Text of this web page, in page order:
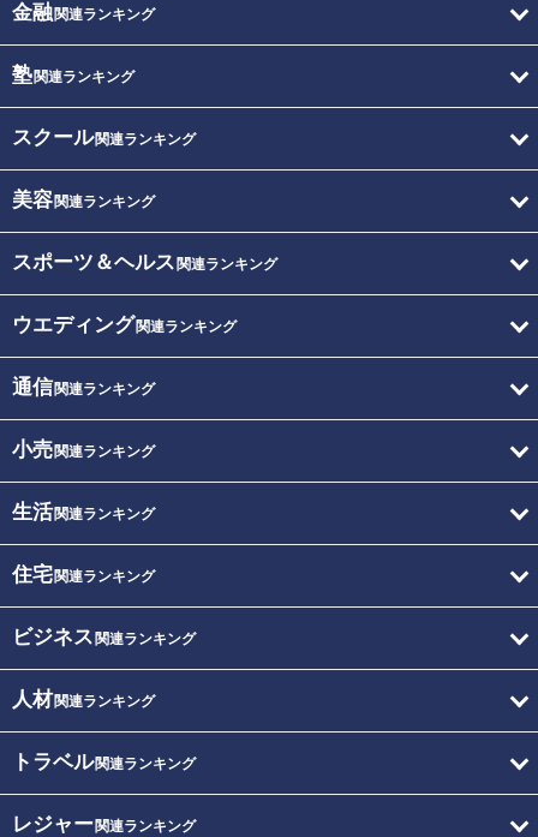
金融関連ランキング
塾関連ランキング
スクール関連ランキング
美容関連ランキング
スポーツ＆ヘルス 関連ランキング
ウエディング関連ランキング
通信関連ランキング
小売関連ランキング
生活関連ランキング
住宅関連ランキング
ビジネス 関連ランキング
人材関連ランキング
トラベル関連ランキング
レジャー関連ランキング